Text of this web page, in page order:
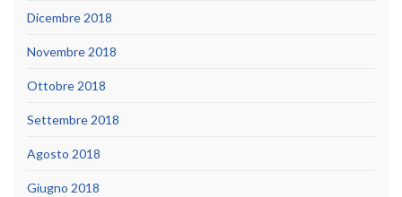
Dicembre 2018
Novembre 2018
Ottobre 2018
Settembre 2018
Agosto 2018
Giugno 2018